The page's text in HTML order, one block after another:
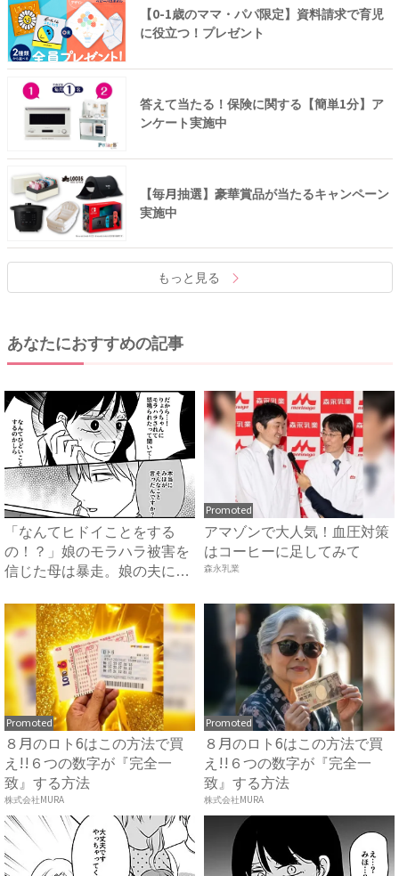
【0-1歳のママ・パパ限定】資料請求で育児
に役立つ！プレゼント
答えて当たる！保険に関する【簡単1分】ア
ンケート実施中
【毎月抽選】豪華賞品が当たるキャンペーン
実施中
もっと見る
あなたにおすすめの記事
「なんてヒドイことをする
の！？」娘のモラハラ被害を
信じた母は暴走。娘の夫に電
Promoted
アマゾンで大人気！血圧対策
はコーヒーに足してみて
森永乳業
Promoted
８月のロト6はこの方法で買
え!!６つの数字が『完全一
致』する方法
株式会社MURA
Promoted
８月のロト6はこの方法で買
え!!６つの数字が『完全一
致』する方法
株式会社MURA